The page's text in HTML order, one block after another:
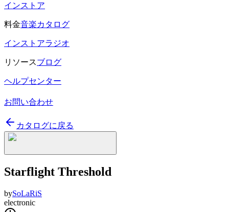
インストア
料金音楽カタログ
インストアラジオ
リソースブログ
ヘルプセンター
お問い合わせ
カタログに戻る
Starflight Threshold
bySoLaRiS
electronic